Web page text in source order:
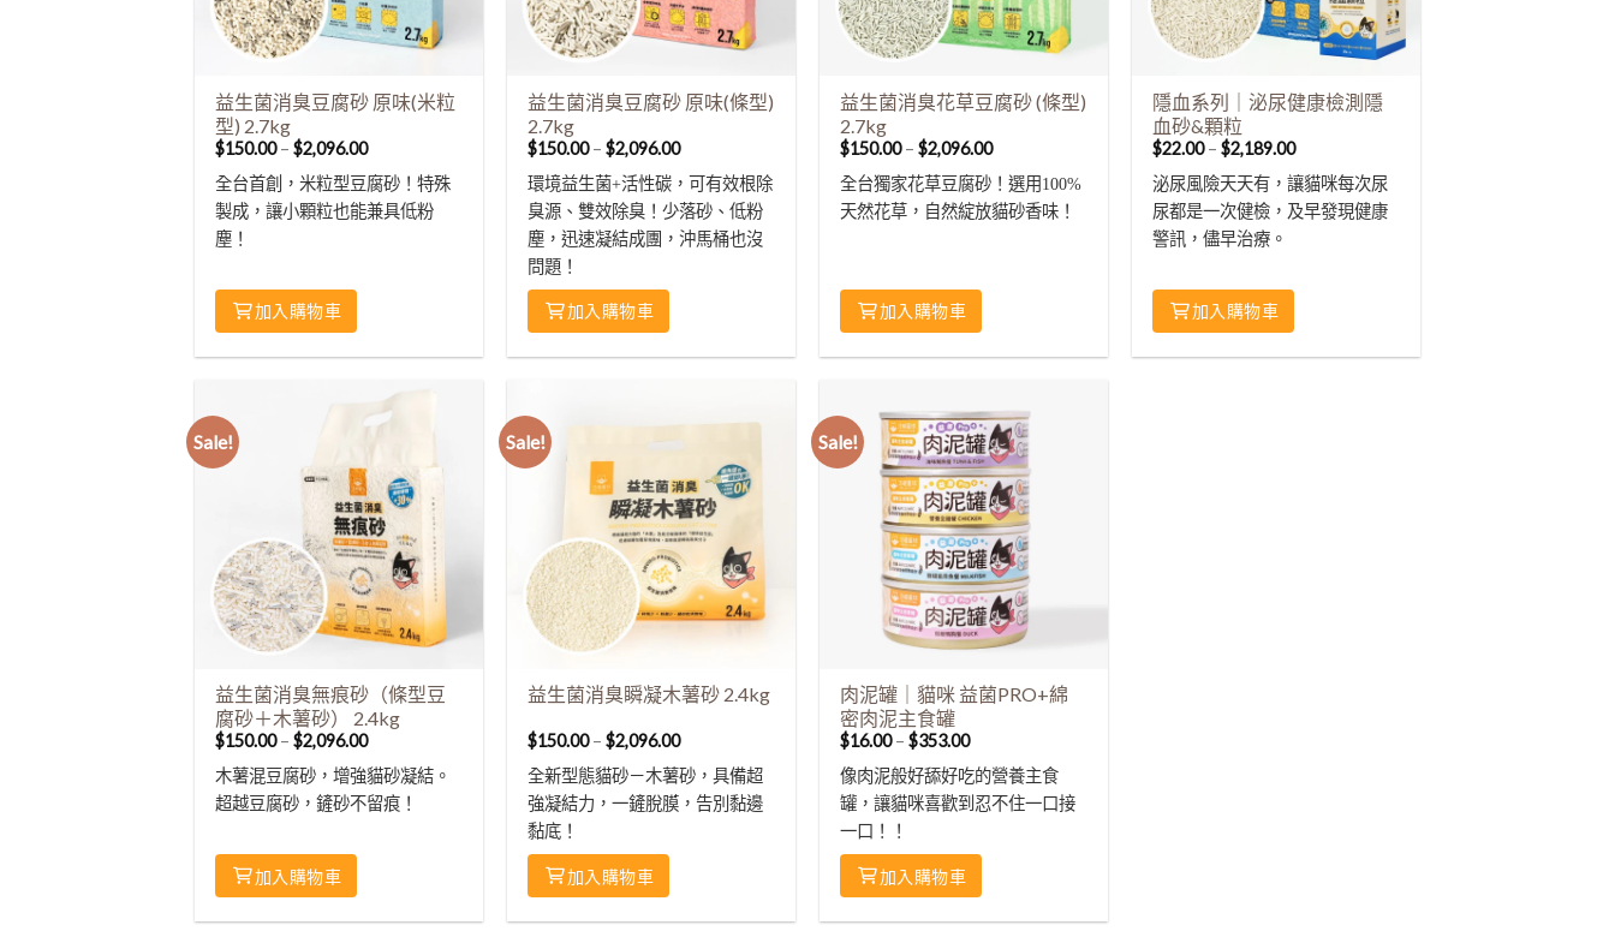
益生菌消臭豆腐砂 原味(米粒
型) 2.7kg
$150.00–$2,096.00
全台首創，米粒型豆腐砂！特殊
製成，讓小顆粒也能兼具低粉
塵！
加入購物車
益生菌消臭豆腐砂 原味(條型)
2.7kg
$150.00–$2,096.00
環境益生菌+活性碳，可有效根除
臭源、雙效除臭！少落砂、低粉
塵，迅速凝結成團，沖馬桶也沒
問題！
加入購物車
益生菌消臭花草豆腐砂 (條型)
2.7kg
$150.00–$2,096.00
全台獨家花草豆腐砂！選用100%
天然花草，自然綻放貓砂香味！
加入購物車
隱血系列｜泌尿健康檢測隱
血砂&顆粒
$22.00–$2,189.00
泌尿風險天天有，讓貓咪每次尿
尿都是一次健檢，及早發現健康
警訊，儘早治療。
加入購物車
Sale!
益生菌消臭無痕砂（條型豆
腐砂＋木薯砂） 2.4kg
$150.00–$2,096.00
木薯混豆腐砂，增強貓砂凝結。
超越豆腐砂，鏟砂不留痕！
加入購物車
Sale!
益生菌消臭瞬凝木薯砂 2.4kg
$150.00–$2,096.00
全新型態貓砂－木薯砂，具備超
強凝結力，一鏟脫膜，告別黏邊
黏底！
加入購物車
Sale!
肉泥罐｜貓咪 益菌PRO+綿
密肉泥主食罐
$16.00–$353.00
像肉泥般好舔好吃的營養主食
罐，讓貓咪喜歡到忍不住一口接
一口！！
加入購物車